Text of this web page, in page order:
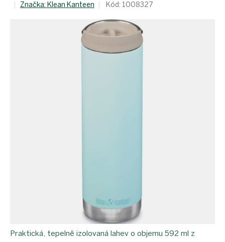
Zachraň
Značka: Klean Kanteen Kód: 1008327
Praktická, tepelně izolovaná lahev o objemu 592 ml z